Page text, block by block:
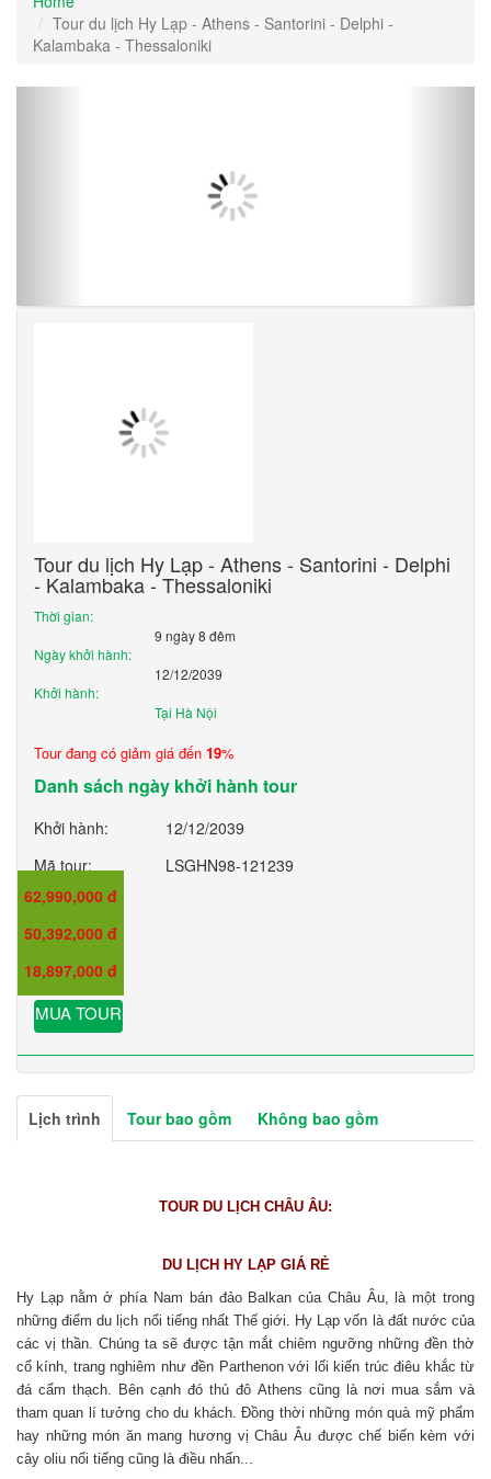
Tour du lịch Hy Lạp - Athens - Santorini - Delphi -
Kalambaka - Thessaloniki
Tour du lịch Hy Lạp - Athens - Santorini - Delphi
- Kalambaka - Thessaloniki
Thời gian:
9 ngày 8 đêm
Ngày khởi hành:
12/12/2039
Khởi hành:
Tại Hà Nội
Tour đang có giảm giá đến 19%
Danh sách ngày khởi hành tour
Khởi hành:
12/12/2039
Mã tour:
LSGHN98-121239
Giá:
62,990,000 đ
Giá trẻ em:
50,392,000 đ
Giá em bé:
18,897,000 đ
MUA TOUR
Lịch trình Tour bao gồm Không bao gồm
TOUR DU LỊCH CHÂU ÂU:
DU LỊCH HY LẠP GIÁ RẺ
Hy Lạp nằm ở phía Nam bán đảo Balkan của Châu Âu, là một trong
những điểm du lịch nổi tiếng nhất Thế giới. Hy Lạp vốn là đất nước của
các vị thần. Chúng ta sẽ được tận mắt chiêm ngưỡng những đền thờ
cổ kính, trang nghiêm như đền Parthenon với lối kiến trúc điêu khắc từ
đá cẩm thạch. Bên cạnh đó thủ đô Athens cũng là nơi mua sắm và
tham quan lí tưởng cho du khách. Đồng thời những món quà mỹ phẩm
hay những món ăn mang hương vị Châu Âu được chế biến kèm với
cây oliu nổi tiếng cũng là điều nhấn...